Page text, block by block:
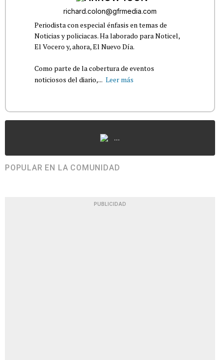
richard.colon@gfrmedia.com
Periodista con especial énfasis en temas de
Noticias y policiacas. Ha laborado para Noticel,
El Vocero y, ahora, El Nuevo Día.
Como parte de la cobertura de eventos
noticiosos del diario,... Leer más
...
POPULAR EN LA COMUNIDAD
PUBLICIDAD